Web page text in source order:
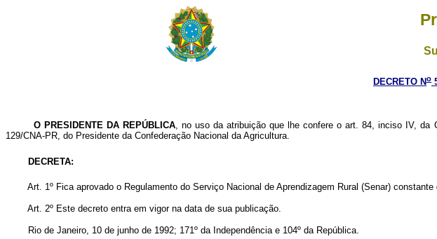
DECRETO No
O PRESIDENTE DA REPÚBLICA, no uso da atribuição que lhe confere o art. 84, inciso IV, da
129/CNA-PR, do Presidente da Confederação Nacional da Agricultura.
DECRETA:
Art. 1º Fica aprovado o Regulamento do Serviço Nacional de Aprendizagem Rural (Senar) constante
Art. 2º Este decreto entra em vigor na data de sua publicação.
Rio de Janeiro, 10 de junho de 1992; 171º da Independência e 104º da República.